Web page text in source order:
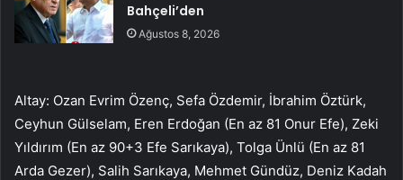
Bahçeli’den
Ağustos 8, 2026
Altay: Ozan Evrim Özenç, Sefa Özdemir, İbrahim Öztürk,
Ceyhun Gülselam, Eren Erdoğan (En az 81 Onur Efe), Zeki
Yıldırım (En az 90+3 Efe Sarıkaya), Tolga Ünlü (En az 81
Arda Gezer), Salih Sarıkaya, Mehmet Gündüz, Deniz Kadah